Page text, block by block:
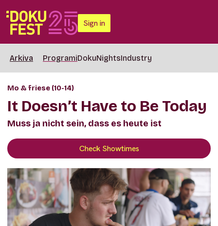
Sign in
Arkiva ProgramiDokuNightsIndustry
Mo & friese (10-14)
It Doesn’t Have to Be Today
Muss ja nicht sein, dass es heute ist
Check Showtimes